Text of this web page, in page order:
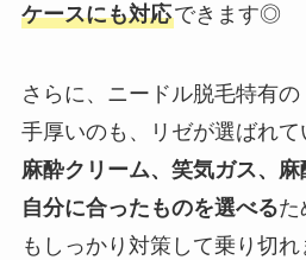
ケースにも対応できます◎
さらに、ニードル脱毛特有
手厚いのも、リゼが選ばれて
麻酔クリーム、笑気ガス、
自分に合ったものを選べるた
もしっかり対策して乗り切れ